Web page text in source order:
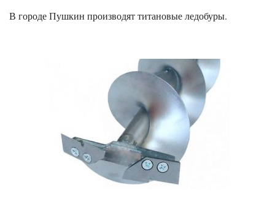
В городе Пушкин производят титановые ледобуры.